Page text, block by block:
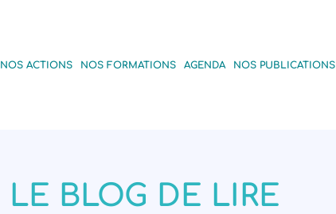
NOS ACTIONS NOS FORMATIONS AGENDA NOS PUBLICATIONS
LE BLOG DE LIRE